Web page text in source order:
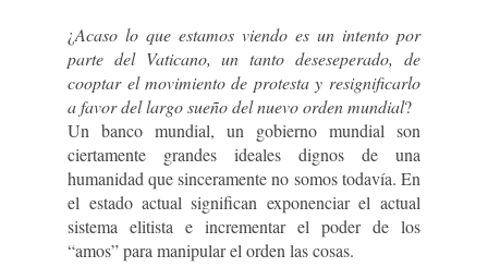
¿Acaso lo que estamos viendo es un intento por
parte del Vaticano, un tanto deseseperado, de
cooptar el movimiento de protesta y resignificarlo
a favor del largo sueño del nuevo orden mundial?
Un banco mundial, un gobierno mundial son
ciertamente grandes ideales dignos de una
humanidad que sinceramente no somos todavía. En
el estado actual significan exponenciar el actual
sistema elitista e incrementar el poder de los
“amos” para manipular el orden las cosas.